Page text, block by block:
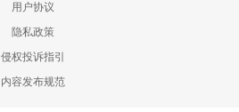
用户协议
隐私政策
侵权投诉指引
内容发布规范